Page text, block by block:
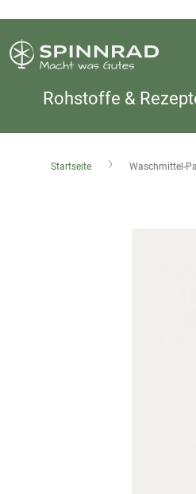
Rohstoffe &
Startseite Waschmittel-